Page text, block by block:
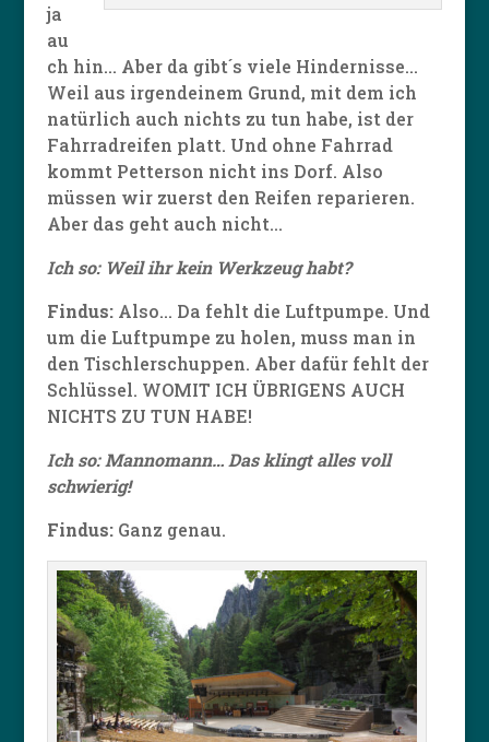
ja
au
ch hin… Aber da gibt´s viele Hindernisse…
Weil aus irgendeinem Grund, mit dem ich
natürlich auch nichts zu tun habe, ist der
Fahrradreifen platt. Und ohne Fahrrad
kommt Petterson nicht ins Dorf. Also
müssen wir zuerst den Reifen reparieren.
Aber das geht auch nicht…
Ich so: Weil ihr kein Werkzeug habt?
Findus:Also… Da fehlt die Luftpumpe. Und
um die Luftpumpe zu holen, muss man in
den Tischlerschuppen. Aber dafür fehlt der
Schlüssel. WOMIT ICH ÜBRIGENS AUCH
NICHTS ZU TUN HABE!
Ich so: Mannomann… Das klingt alles voll
schwierig!
Findus:Ganz genau.